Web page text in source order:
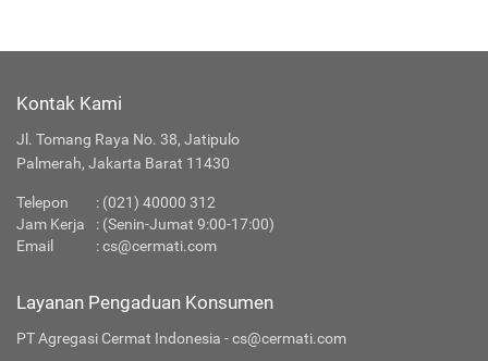
Kontak Kami
Jl. Tomang Raya No. 38, Jatipulo
Palmerah, Jakarta Barat 11430
Telepon : (021) 40000 312
Jam Kerja
: (Senin-Jumat 9:00-17:00)
Email
:cs@cermati.com
Layanan Pengaduan Konsumen
PT Agregasi Cermat Indonesia - cs@cermati.com